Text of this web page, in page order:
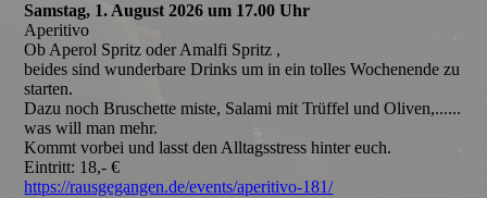
Samstag, 1. August 2026 um 17.00 Uhr
Aperitivo
Ob Aperol Spritz oder Amalfi Spritz ,
beides sind wunderbare Drinks um in ein tolles Wochenende zu
starten.
Dazu noch Bruschette miste, Salami mit Trüffel und Oliven,......
was will man mehr.
Kommt vorbei und lasst den Alltagsstress hinter euch.
Eintritt: 18,- €
https://rausgegangen.de/events/aperitivo-181/